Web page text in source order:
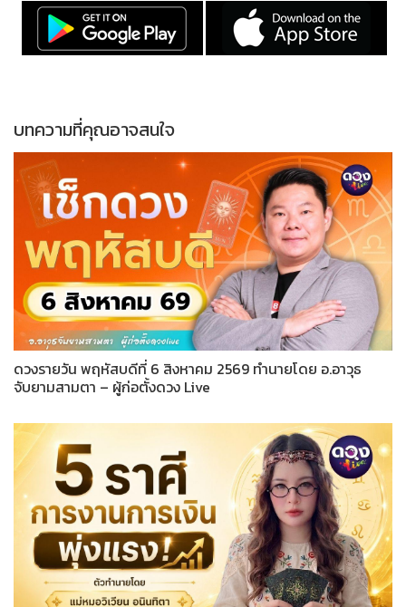
บทความที่คุณอาจสนใจ
ดวงรายวัน พฤหัสบดีที่ 6 สิงหาคม 2569 ทำนายโดย อ.อาวุธ
จับยามสามตา – ผู้ก่อตั้งดวง Live